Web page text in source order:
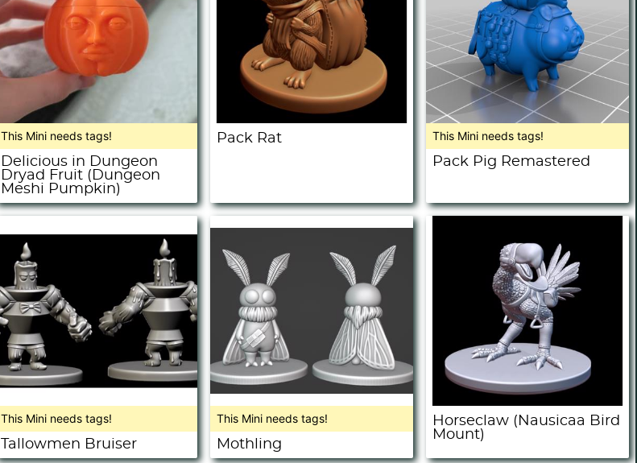
This Mini needs tags!
Delicious in Dungeon
Dryad Fruit (Dungeon
Meshi Pumpkin)
Pack Rat This Mini needs tags!
Pack Pig Remastered
This Mini needs tags!
Tallowmen Bruiser
This Mini needs tags!
Mothling
Horseclaw (Nausicaa Bird
Mount)